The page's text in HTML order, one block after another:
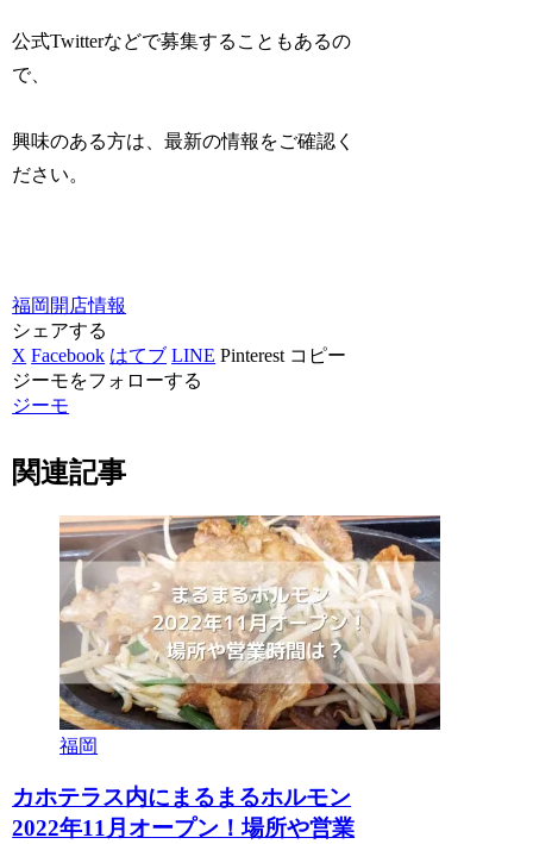
公式Twitterなどで募集することもあるの
で、
興味のある方は、最新の情報をご確認く
ださい。
福岡 開店情報
シェアする
X Facebook はてブ LINE Pinterest コピー
ジーモをフォローする
ジーモ
関連記事
福岡
カホテラス内にまるまるホルモン
2022年11月オープン！場所や営業